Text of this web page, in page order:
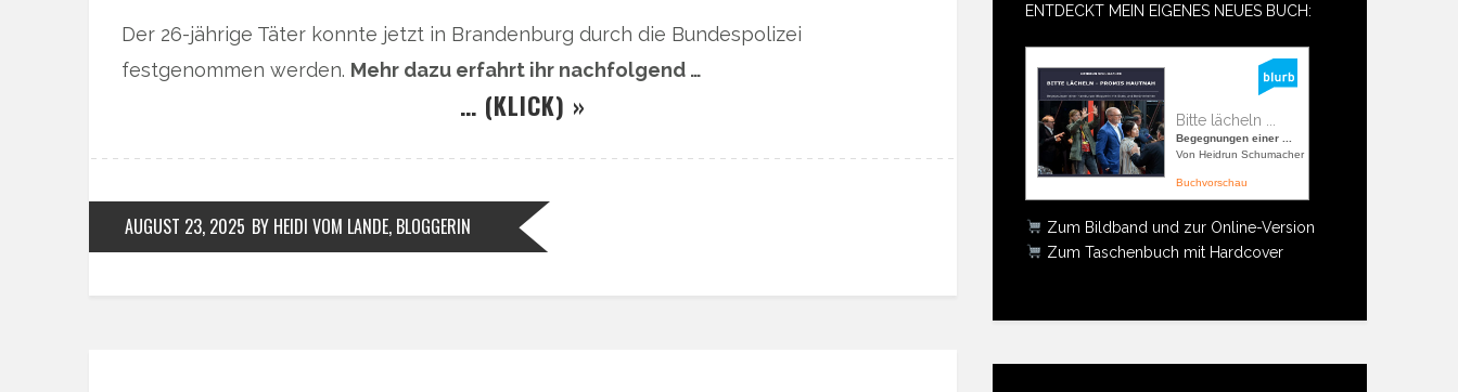
Der 26-jährige Täter konnte jetzt in Brandenburg durch die Bundespolizei
festgenommen werden. Mehr dazu erfahrt ihr nachfolgend …
… (KLICK) »
AUGUST 23, 2025 BY HEIDI VOM LANDE, BLOGGERIN
ENTDECKT MEIN EIGENES NEUES BUCH:
Bitte lächeln ...
Begegnungen einer ...
Von Heidrun Schumacher
Buchvorschau
Zum Bildband und zur Online-Version
Zum Taschenbuch mit Hardcover